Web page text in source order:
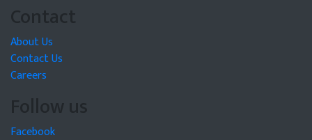
Contact
About Us
Contact Us
Careers
Follow us
Facebook